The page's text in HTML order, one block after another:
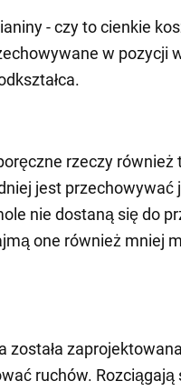
- czy to cienkie
w pozycji
rzeczy również
jest przechowywać
nie dostaną się do
one również mniej
została
ruchów. Rozciągają